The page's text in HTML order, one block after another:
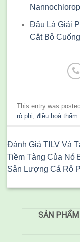
Đâu Là Giải
Cắt Bỏ
This entry was
rô phi ,điều hoà thẩm
Đánh Giá TILV Và
Tiềm Tàng Của Nó
Sản Lượng Cá Rô
SẢN PHẨM